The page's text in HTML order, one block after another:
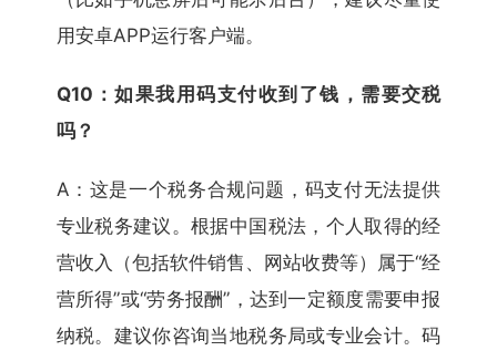
用安卓APP运行客户端。
Q10：如果我用码支付收到了钱，需要交税
吗？
A：这是一个税务合规问题，码支付无法提供
专业税务建议。根据中国税法，个人取得的经
营收入（包括软件销售、网站收费等）属于“经
营所得”或“劳务报酬”，达到一定额度需要申报
纳税。建议你咨询当地税务局或专业会计。码